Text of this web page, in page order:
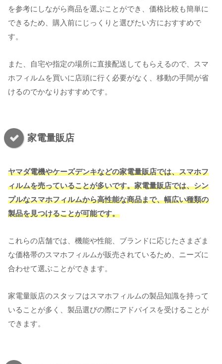
を参考にしながら商品を選ぶことができ、価格比較も簡単に
できるため、購入前にじっくりと選びたい方におすすめで
す。
また、自宅や指定の場所に直接配送してもらえるので、スマ
ホフィルムを買いに店頭に行く必要がなく、移動の手間が省
けるのでかなりおすすめです。
家電量販店
ヤマダ電機やケーズデンキなどの家電量販店では、スマホフ
ィルムを売っていることが多いです。家電量販店では、シン
プルなスマホフィルムから高性能な商品まで、幅広い種類の
製品を見つけることが可能です。
これらの店舗では、機能や性能、ブランドに応じたさまざま
な価格帯のスマホフィルムが販売されているため、ニーズに
合わせて選ぶことができます。
家電量販店のスタッフはスマホフィルムの製品知識を持って
いることが多く、製品選びの際にアドバイスを受けることが
できます。